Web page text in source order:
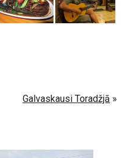
Galvaskausi Toradžjā »